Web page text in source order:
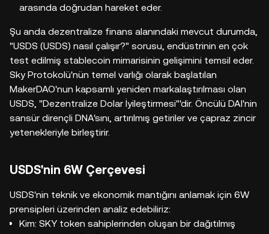
arasında doğrudan hareket eder.
Şu anda dezentralize finans alanındaki mevcut durumda,
"USDS (USDS) nasıl çalışır?" sorusu, endüstrinin en çok
test edilmiş stablecoin mimarisinin gelişimini temsil eder.
Sky Protokolü'nün temel varlığı olarak başlatılan
MakerDAO'nun kapsamlı yeniden markalaştırılması olan
USDS, "Dezentralize Dolar İyileştirmesi"'dir. Öncülü DAI'nin
sansür dirençli DNA'sını, artırılmış getiriler ve çapraz zincir
yetenekleriyle birleştirir.
USDS'nin 6W Çerçevesi
USDS'nin teknik ve ekonomik mantığını anlamak için 6W
prensipleri üzerinden analiz edebiliriz:
Kim: SKY token sahiplerinden oluşan bir dağıtılmış